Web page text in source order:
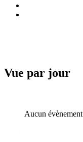
Vue par jour
Aucun évènement